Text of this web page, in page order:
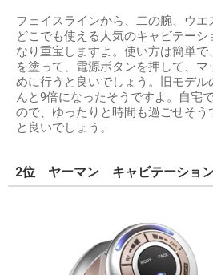
フェイスラインから、二の腕、ウ
どこでも使える人気のキャビテー
なり重宝しますよ。使い方は簡単
を塗って、電源ボタンを押して、マ
めに行うと良いでしょう。旧モデ
んと9倍になったそうですよ。自宅
ので、ゆったりと時間も過ごせそう
と良いでしょう。
2位 ヤーマン キャビテーショ